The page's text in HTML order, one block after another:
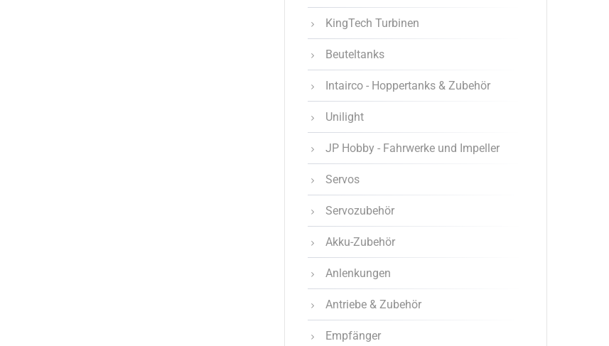
KingTech Turbinen
Beuteltanks
Intairco - Hoppertanks & Zubehör
Unilight
JP Hobby - Fahrwerke und Impeller
Servos
Servozubehör
Akku-Zubehör
Anlenkungen
Antriebe & Zubehör
Empfänger